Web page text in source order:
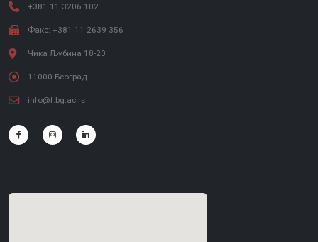
+381 11 3206 102
Факс: +381 11 2639 356
Чика Љубина 18-20
11000 Београд
info@f.bg.ac.rs